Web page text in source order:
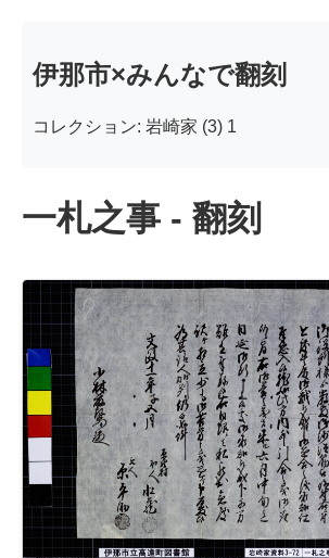
伊那市×みんなで翻刻
コレクション: 岩崎家 (3) 1
一札之事 - 翻刻